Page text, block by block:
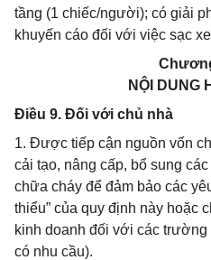
tầng (1 chiếc/người); có giải
khuyến cáo đối với việc sạc
Chương
NỘI DUNG
Điều 9. Đối với chủ nhà
1. Được tiếp cận nguồn vốn
cải tạo, nâng cấp, bổ sung
chữa cháy để đảm bảo các
thiểu” của quy định này hoặc
kinh doanh đối với các
có nhu cầu).